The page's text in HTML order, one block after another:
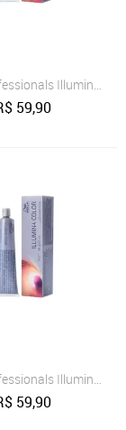
Illumina
59,90
Perolado
Illumina
59,90